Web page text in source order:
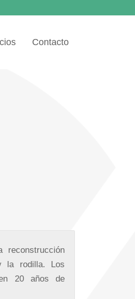
Contacto
reconstrucción
la rodilla. Los
en 20 años de